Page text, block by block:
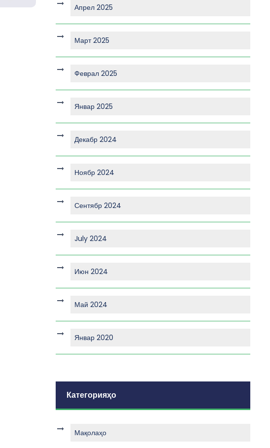
Апрел 2025
Март 2025
Феврал 2025
Январ 2025
Декабр 2024
Ноябр 2024
Сентябр 2024
July 2024
Июн 2024
Май 2024
Январ 2020
Категорияҳо
Мақолаҳо